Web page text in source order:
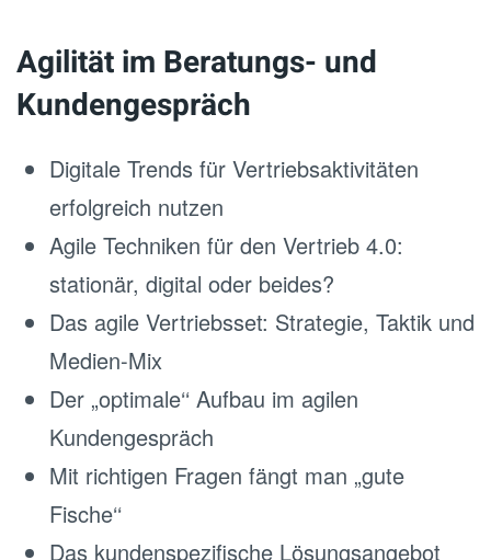
Agilität im Beratungs- und
Kundengespräch
Digitale Trends für Vertriebsaktivitäten
erfolgreich nutzen
Agile Techniken für den Vertrieb 4.0:
stationär, digital oder beides?
Das agile Vertriebsset: Strategie, Taktik und
Medien-Mix
Der „optimale‘‘ Aufbau im agilen
Kundengespräch
Mit richtigen Fragen fängt man „gute
Fische‘‘
Das kundenspezifische Lösungsangebot